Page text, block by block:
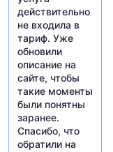
действительно
не входила в
тариф. Уже
обновили
описание на
сайте, чтобы
такие моменты
были понятны
заранее.
Спасибо, что
обратили на